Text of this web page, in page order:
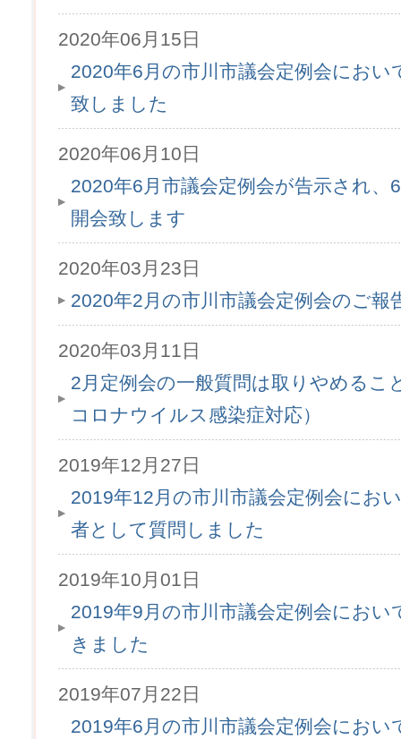
2020年06月15日
2020年6月の市川市議会定例会におい
致しました
2020年06月10日
2020年6月市議会定例会が告示され、
開会致します
2020年03月23日
2020年2月の市川市議会定例会のご報
2020年03月11日
2月定例会の一般質問は取りやめるこ
コロナウイルス感染症対応）
2019年12月27日
2019年12月の市川市議会定例会にお
者として質問しました
2019年10月01日
2019年9月の市川市議会定例会におい
きました
2019年07月22日
2019年6月の市川市議会定例会におい